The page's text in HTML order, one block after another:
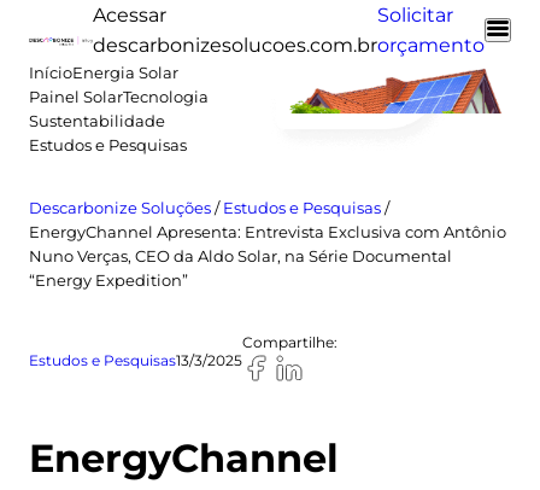
para
conteúdo
Acessar
descarbonizesolucoes.com.br
Solicitar
orçamento
InícioEnergia Solar
Painel SolarTecnologia
Sustentabilidade
Estudos e Pesquisas
Descarbonize Soluções/Estudos e Pesquisas/
EnergyChannel Apresenta: Entrevista Exclusiva com Antônio
Nuno Verças, CEO da Aldo Solar, na Série Documental
“Energy Expedition”
Estudos e Pesquisas13/3/2025
Compartilhe:
EnergyChannel